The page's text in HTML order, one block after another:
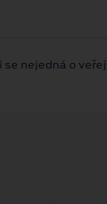
nejedná o